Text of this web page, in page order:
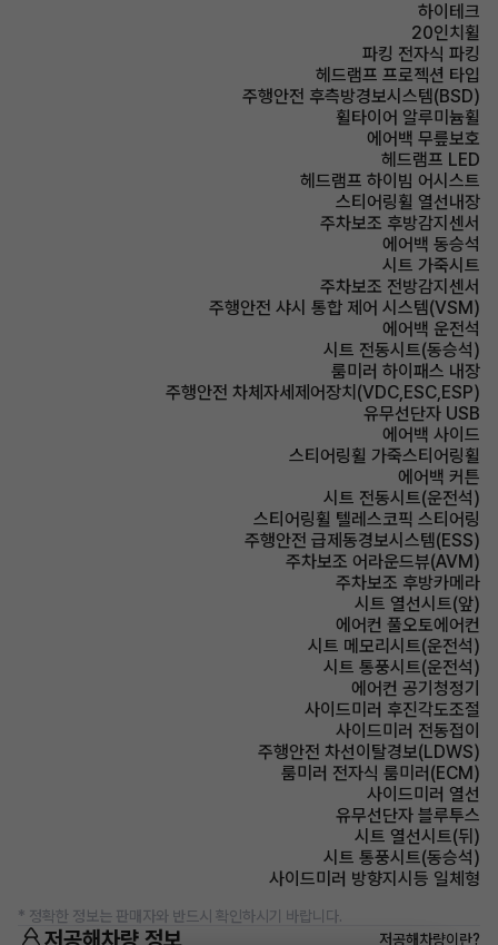
하이테크
20인치휠
파킹 전자식 파킹
헤드램프 프로젝션 타입
주행안전 후측방경보시스템(BSD)
휠타이어 알루미늄휠
에어백 무릎보호
헤드램프 LED
헤드램프 하이빔 어시스트
스티어링휠 열선내장
주차보조 후방감지센서
에어백 동승석
시트 가죽시트
주차보조 전방감지센서
주행안전 샤시 통합 제어 시스템(VSM)
에어백 운전석
시트 전동시트(동승석)
룸미러 하이패스 내장
주행안전 차체자세제어장치(VDC,ESC,ESP)
유무선단자 USB
에어백 사이드
스티어링휠 가죽스티어링휠
에어백 커튼
시트 전동시트(운전석)
스티어링휠 텔레스코픽 스티어링
주행안전 급제동경보시스템(ESS)
주차보조 어라운드뷰(AVM)
주차보조 후방카메라
시트 열선시트(앞)
에어컨 풀오토에어컨
시트 메모리시트(운전석)
시트 통풍시트(운전석)
에어컨 공기청정기
사이드미러 후진각도조절
사이드미러 전동접이
주행안전 차선이탈경보(LDWS)
룸미러 전자식 룸미러(ECM)
사이드미러 열선
유무선단자 블루투스
시트 열선시트(뒤)
시트 통풍시트(동승석)
사이드미러 방향지시등 일체형
* 정확한 정보는 판매자와 반드시 확인하시기 바랍니다.
저공해차량 정보 저공해차량이란?